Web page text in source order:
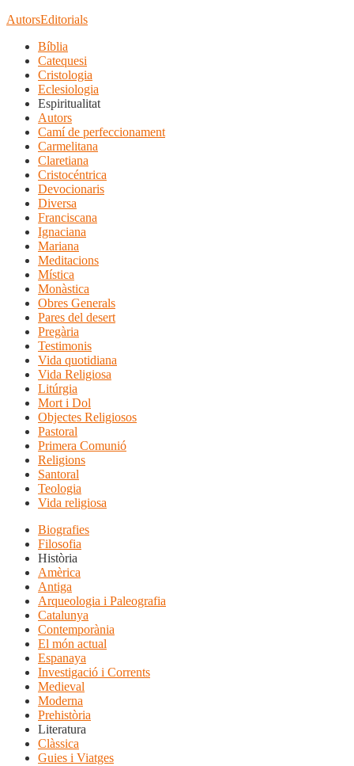
AutorsEditorials
Bíblia
Catequesi
Cristologia
Eclesiologia
Espiritualitat
Autors
Camí de perfeccionament
Carmelitana
Claretiana
Cristocéntrica
Devocionaris
Diversa
Franciscana
Ignaciana
Mariana
Meditacions
Mística
Monàstica
Obres Generals
Pares del desert
Pregària
Testimonis
Vida quotidiana
Vida Religiosa
Litúrgia
Mort i Dol
Objectes Religiosos
Pastoral
Primera Comunió
Religions
Santoral
Teologia
Vida religiosa
Biografies
Filosofia
Història
Amèrica
Antiga
Arqueologia i Paleografia
Catalunya
Contemporània
El món actual
Espanaya
Investigació i Corrents
Medieval
Moderna
Prehistòria
Literatura
Clàssica
Guies i Viatges